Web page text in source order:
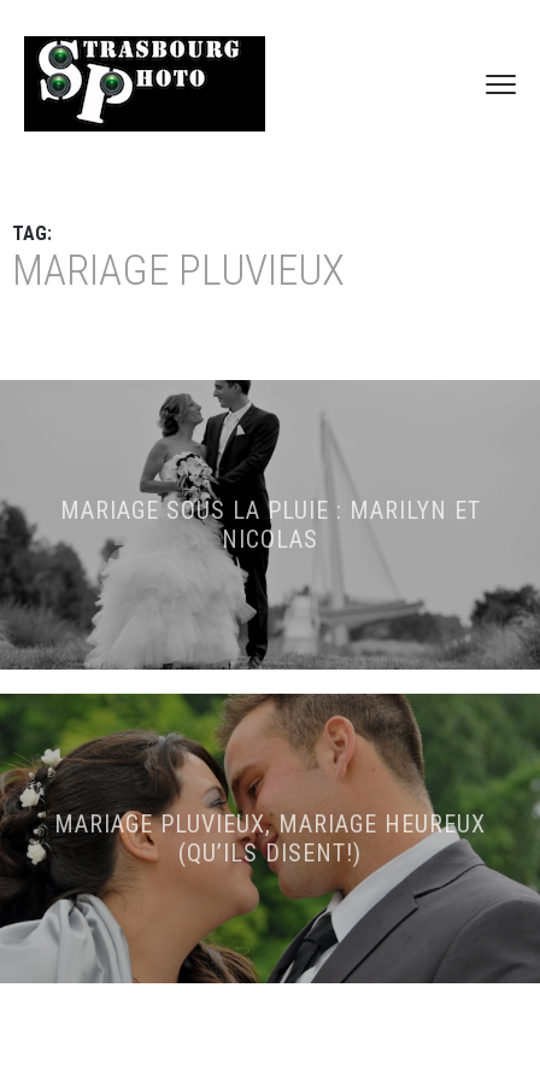
TAG:
MARIAGE PLUVIEUX
MARIAGE SOUS LA PLUIE : MARILYN ET
NICOLAS
MARIAGE PLUVIEUX, MARIAGE HEUREUX
(QU’ILS DISENT!)